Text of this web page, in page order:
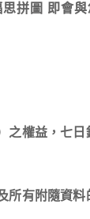
拼圖 即會與
權益，七
所有附隨資